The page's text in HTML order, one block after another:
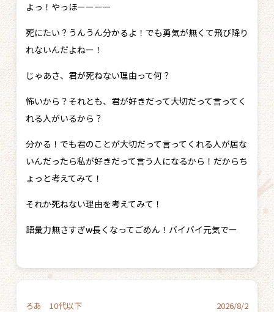
よっ！やっほーーーー
死にたい？うんうん分かるよ！でも勇気が無くて飛び降り
れないんだよねー！
じゃあさ、君が死ねない理由って何？
怖いから？それとも、君が好きだって大切だって言ってく
れる人がいるから？
分かる！でも君のことが大切だって言ってくれる人が居な
いんだったら私が好きだって言う人になるから！だからち
ょっと考えてみて！
それか死ねない理由を考えてみて！
語彙力無さすぎw長くなってごめん！バイバイ元気でー
ろあ 10代以下 2026/8/2